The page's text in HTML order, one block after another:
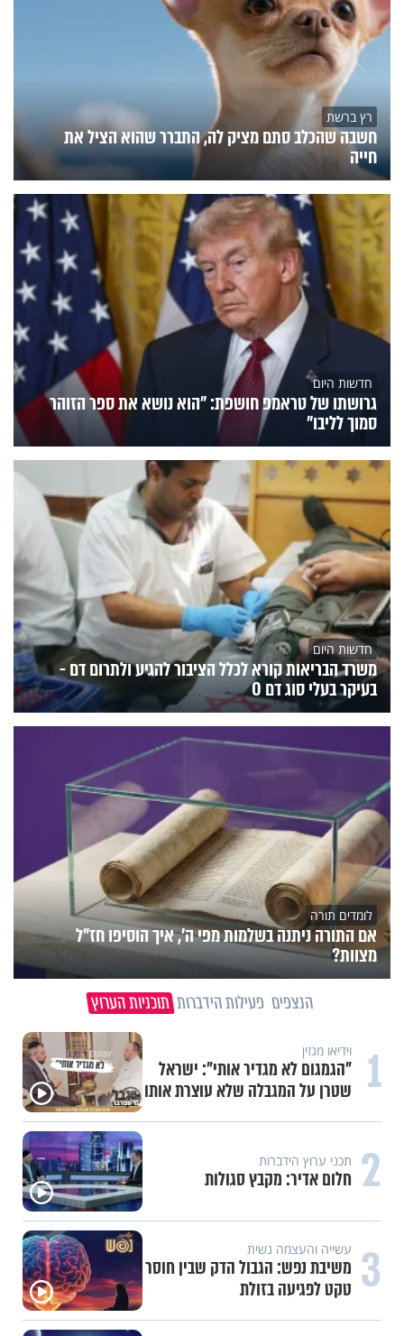
רץ ברשת
חשבה שהכלב סתם מציק לה, התברר שהוא הציל את
חייה
חדשות היום
גרושתו של טראמפ חושפת: "הוא נושא את ספר הזוהר
סמוך לליבו"
חדשות היום
משרד הבריאות קורא לכלל הציבור להגיע ולתרום דם -
בעיקר בעלי סוג דם O
לומדים תורה
אם התורה ניתנה בשלמות מפי ה', איך הוסיפו חז"ל
מצוות?
הנצפים פעילות הידברות תוכניות הערוץ
1 וידיאו מגזין
"הגמגום לא מגדיר אותי": ישראל
שטרן על המגבלה שלא עוצרת אותו
2 תכני ערוץ הידברות
חלום אדיר: מקבץ סגולות
3 עשייה והעצמה נשית
משיבת נפש: הגבול הדק שבין חוסר
טקט לפגיעה בזולת